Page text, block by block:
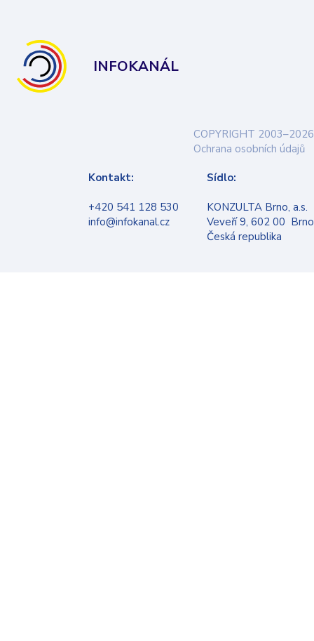
INFOKANÁL
COPYRIGHT 2003–2026
Ochrana osobních údajů
Sídlo:
KONZULTA Brno, a.s.
Veveří 9, 602 00 Brno
Česká republika
Kontakt:
+420 541 128 530
info@infokanal.cz